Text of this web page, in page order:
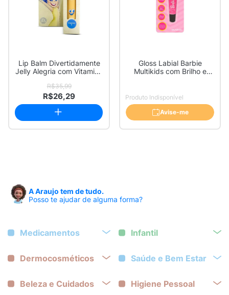
Lip Balm Divertidamente
Jelly Alegria com Vitamina
R$35,99
R$26,29
Gloss Labial Barbie
Multikids com Brilho e
Produto Indisponível
Avise-me
A Araujo tem de tudo.
Posso te ajudar de alguma forma?
Medicamentos Infantil
Dermocosméticos Saúde e Bem Estar
Beleza e Cuidados Higiene Pessoal